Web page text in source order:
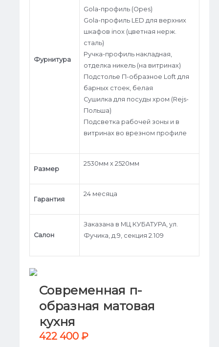
Фурнитура
Gola-профиль (Opes)
Gola-профиль LED для верхних
шкафов inox (цветная нерж.
сталь)
Ручка-профиль накладная,
отделка никель (на витринах)
Подстолье П-образное Loft для
барных стоек, белая
Сушилка для посуды хром (Rejs-
Польша)
Подсветка рабочей зоны и в
витринах во врезном профиле
Размер
2530мм х 2520мм
Гарантия
24 месяца
Салон
Заказана в МЦ КУБАТУРА, ул.
Фучика, д.9, секция 2.109
Современная п-
образная матовая
кухня
422 400 ₽